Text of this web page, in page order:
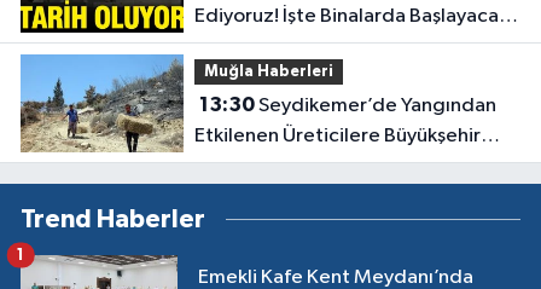
Ediyoruz! İşte Binalarda Başlayacak
Yeni Isınma Dönemi
Muğla Haberleri
13:30Seydikemer’de Yangından
Etkilenen Üreticilere Büyükşehir
Desteği
Trend Haberler
Emekli Kafe Kent Meydanı’nda
1